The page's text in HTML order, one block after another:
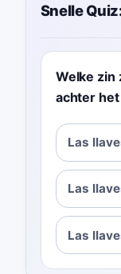
Snelle
Welke zin
achter
Las
Las
Las